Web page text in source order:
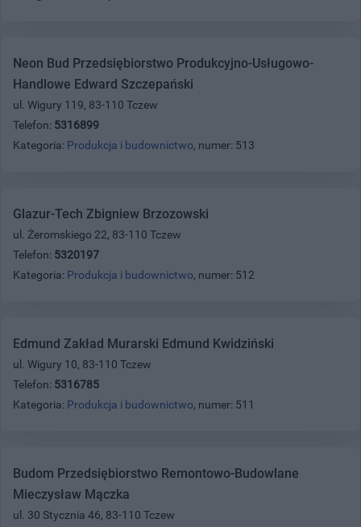
Neon Bud Przedsiębiorstwo Produkcyjno-Usługowo-
Handlowe Edward Szczepański
ul. Wigury 119, 83-110 Tczew
Telefon: 5316899
Kategoria: Produkcja i budownictwo, numer: 513
Glazur-Tech Zbigniew Brzozowski
ul. Żeromskiego 22, 83-110 Tczew
Telefon: 5320197
Kategoria: Produkcja i budownictwo, numer: 512
Edmund Zakład Murarski Edmund Kwidziński
ul. Wigury 10, 83-110 Tczew
Telefon: 5316785
Kategoria: Produkcja i budownictwo, numer: 511
Budom Przedsiębiorstwo Remontowo-Budowlane
Mieczysław Mączka
ul. 30 Stycznia 46, 83-110 Tczew